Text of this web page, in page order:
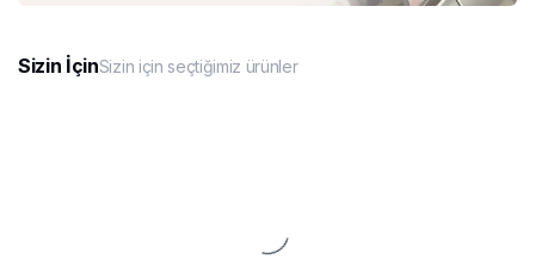
Sizin İçinSizin için seçtiğimiz ürünler